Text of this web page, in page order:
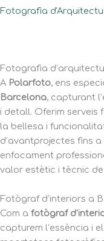
Fotografia
Fotografia
A Polarfoto, ens
Barcelona, capturant
i detall. Oferim
la bellesa i
d’avantprojectes fins
enfocament
valor estètic i tècnic
Fotògraf d’interiors a
Com a fotògraf
capturem l’essència i